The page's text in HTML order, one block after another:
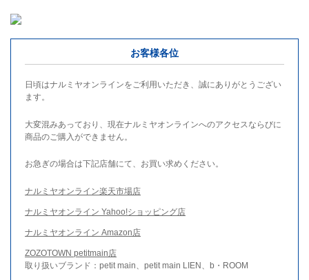
お客様各位
日頃はナルミヤオンラインをご利用いただき、誠にありがとうござい
ます。
大変混みあっており、現在ナルミヤオンラインへのアクセスならびに
商品のご購入ができません。
お急ぎの場合は下記店舗にて、お買い求めください。
ナルミヤオンライン楽天市場店
ナルミヤオンライン Yahoo!ショッピング店
ナルミヤオンライン Amazon店
ZOZOTOWN petitmain店
取り扱いブランド：petit main、petit main LIEN、b・ROOM